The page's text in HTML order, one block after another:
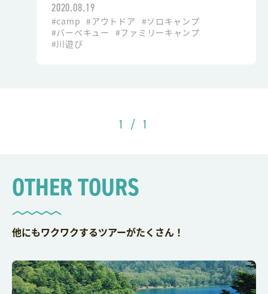
2020.08.19
#camp #アウトドア #ソロキャンプ
#バーベキュー #ファミリーキャンプ
#川遊び
1 / 1
OTHER TOURS
他にもワクワクするツアーがたくさん！